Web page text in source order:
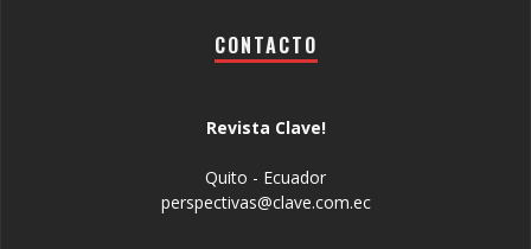
CONTACTO
Revista Clave!
Quito - Ecuador
perspectivas@clave.com.ec